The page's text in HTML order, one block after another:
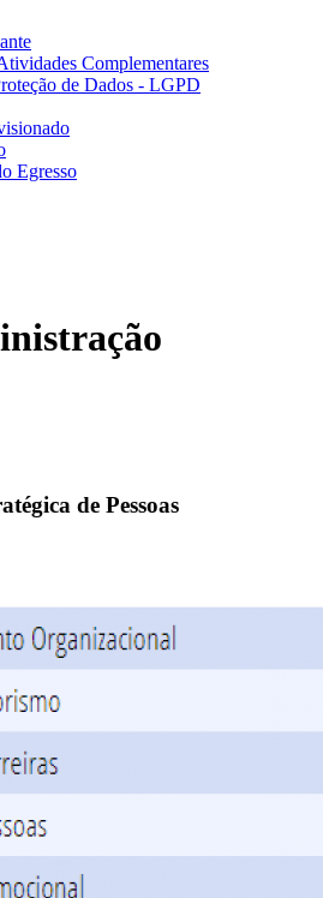
Complementares
de Dados - LGPD
Egresso
de Pessoas